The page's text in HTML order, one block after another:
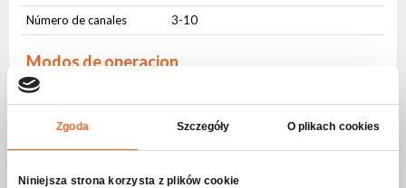
Zgoda Szczegóły O plikach cookies
Niniejsza strona korzysta z plików cookie
Número de canales
3-10
Modos de operacion
DMX512
Control de sonido
Yes
Auto control
Yes
Master-slave
Yes